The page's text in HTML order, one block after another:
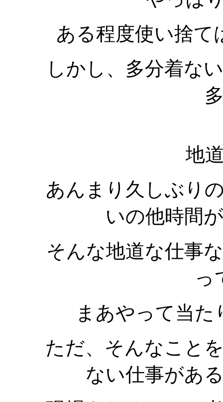
ある程度使い捨て
しかし、多分着な
地
あんまり久しぶり
いの他時間
そんな地道な仕事
っ
まあやって当
ただ、そんなこと
ない仕事があ